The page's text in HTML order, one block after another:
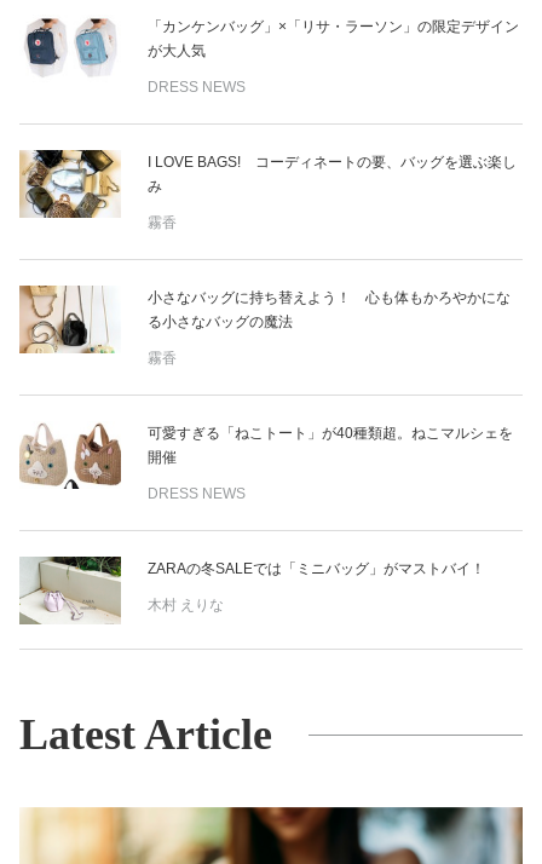
「カンケンバッグ」×「リサ・ラーソン」の限定デザイン
が大人気
DRESS NEWS
I LOVE BAGS! コーディネートの要、バッグを選ぶ楽し
み
霧香
小さなバッグに持ち替えよう！ 心も体もかろやかにな
る小さなバッグの魔法
霧香
可愛すぎる「ねこトート」が40種類超。ねこマルシェを
開催
DRESS NEWS
ZARAの冬SALEでは「ミニバッグ」がマストバイ！
木村 えりな
Latest Article